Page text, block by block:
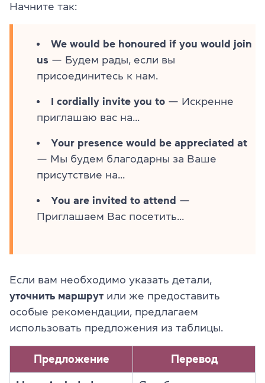
Начните так:
We would be honoured if you would join
us — Будем рады, если вы
присоединитесь к нам.
I cordially invite you to — Искренне
приглашаю вас на...
Your presence would be appreciated at
— Мы будем благодарны за Ваше
присутствие на...
You are invited to attend —
Приглашаем Вас посетить...
Если вам необходимо указать детали,
уточнить маршрут или же предоставить
особые рекомендации, предлагаем
использовать предложения из таблицы.
Предложение Перевод